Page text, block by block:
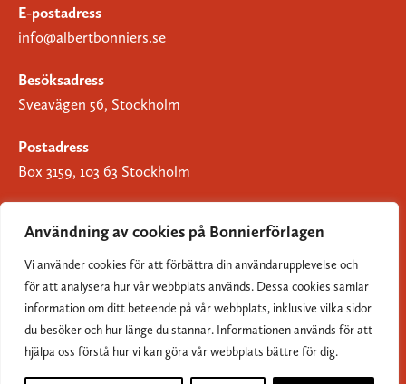
Användning av cookies på Bonnierförlagen
Vi använder cookies för att förbättra din användarupplevelse och
för att analysera hur vår webbplats används. Dessa cookies samlar
information om ditt beteende på vår webbplats, inklusive vilka sidor
du besöker och hur länge du stannar. Informationen används för att
hjälpa oss förstå hur vi kan göra vår webbplats bättre för dig.
E-postadress
info@albertbonniers.se
Besöksadress
Sveavägen 56, Stockholm
Postadress
Box 3159, 103 63 Stockholm
Om Bonnierförlagen
Cookies
Integritetspolicy